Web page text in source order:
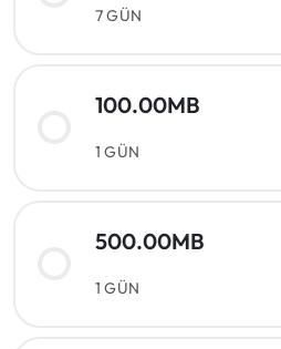
7 GÜN
100.00MB
1 GÜN
500.00MB
1 GÜN